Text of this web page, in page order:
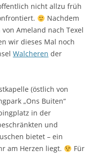
nicht allzu früh
Nachdem
Ameland nach Texel
wir dieses Mal noch
Walcheren der
(östlich von
„Ons Buiten“
in der
und
bietet – ein
am Herzen liegt.
Für